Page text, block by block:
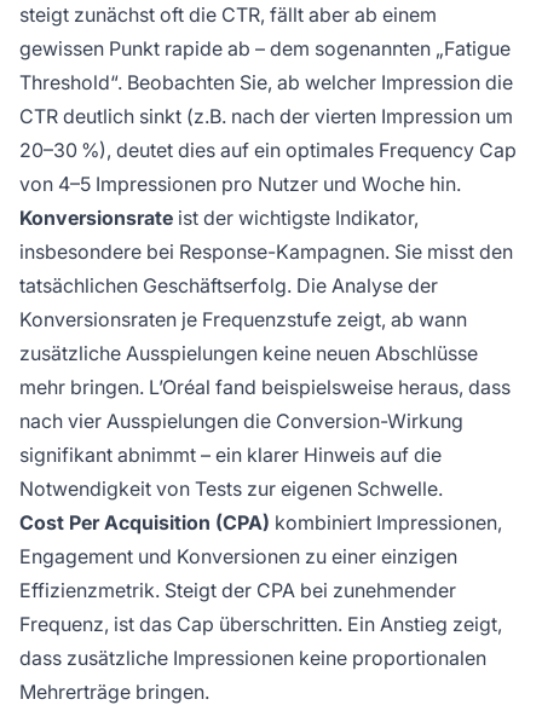
steigt zunächst oft die CTR, fällt aber ab einem
gewissen Punkt rapide ab – dem sogenannten „Fatigue
Threshold“. Beobachten Sie, ab welcher Impression die
CTR deutlich sinkt (z.B. nach der vierten Impression um
20–30 %), deutet dies auf ein optimales Frequency Cap
von 4–5 Impressionen pro Nutzer und Woche hin.
Konversionsrate ist der wichtigste Indikator,
insbesondere bei Response-Kampagnen. Sie misst den
tatsächlichen Geschäftserfolg. Die Analyse der
Konversionsraten je Frequenzstufe zeigt, ab wann
zusätzliche Ausspielungen keine neuen Abschlüsse
mehr bringen. L’Oréal fand beispielsweise heraus, dass
nach vier Ausspielungen die Conversion-Wirkung
signifikant abnimmt – ein klarer Hinweis auf die
Notwendigkeit von Tests zur eigenen Schwelle.
Cost Per Acquisition (CPA) kombiniert Impressionen,
Engagement und Konversionen zu einer einzigen
Effizienzmetrik. Steigt der CPA bei zunehmender
Frequenz, ist das Cap überschritten. Ein Anstieg zeigt,
dass zusätzliche Impressionen keine proportionalen
Mehrerträge bringen.